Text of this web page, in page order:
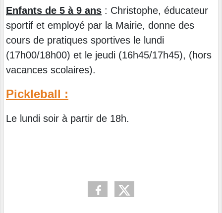
Enfants de 5 à 9 ans : Christophe, éducateur
sportif et employé par la Mairie, donne des
cours de pratiques sportives le lundi
(17h00/18h00) et le jeudi (16h45/17h45), (hors
vacances scolaires).
Pickleball :
Le lundi soir à partir de 18h.